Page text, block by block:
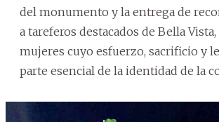
del monumento y la entrega de
a tareferos destacados de Bella
mujeres cuyo esfuerzo, sacrificio y
parte esencial de la identidad de la